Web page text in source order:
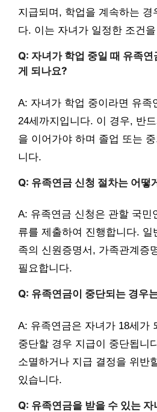
지급되며, 학업을 계속하는 경
다. 이는 자녀가 일정한 조건
Q: 자녀가 학업 중일 때 유족
게 되나요?
A: 자녀가 학업 중이라면 유족
24세까지입니다. 이 경우, 반
을 이어가야 하며 졸업 또는
니다.
Q: 유족연금 신청 절차는 어떻
A: 유족연금 신청은 관할 국민
류를 제출하여 진행합니다. 일
족의 신원증명서, 가족관계증
필요합니다.
Q: 유족연금이 중단되는 경우
A: 유족연금은 자녀가 18세가
중단할 경우 지급이 중단됩니
소멸하거나 지급 결정을 위반
있습니다.
Q: 유족연금을 받을 수 있는 자